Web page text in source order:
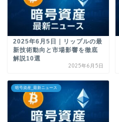
2025年6月5日｜リップルの最
新技術動向と市場影響を徹底
解説10選
2025年6月5日
暗号資産_最新ニュース